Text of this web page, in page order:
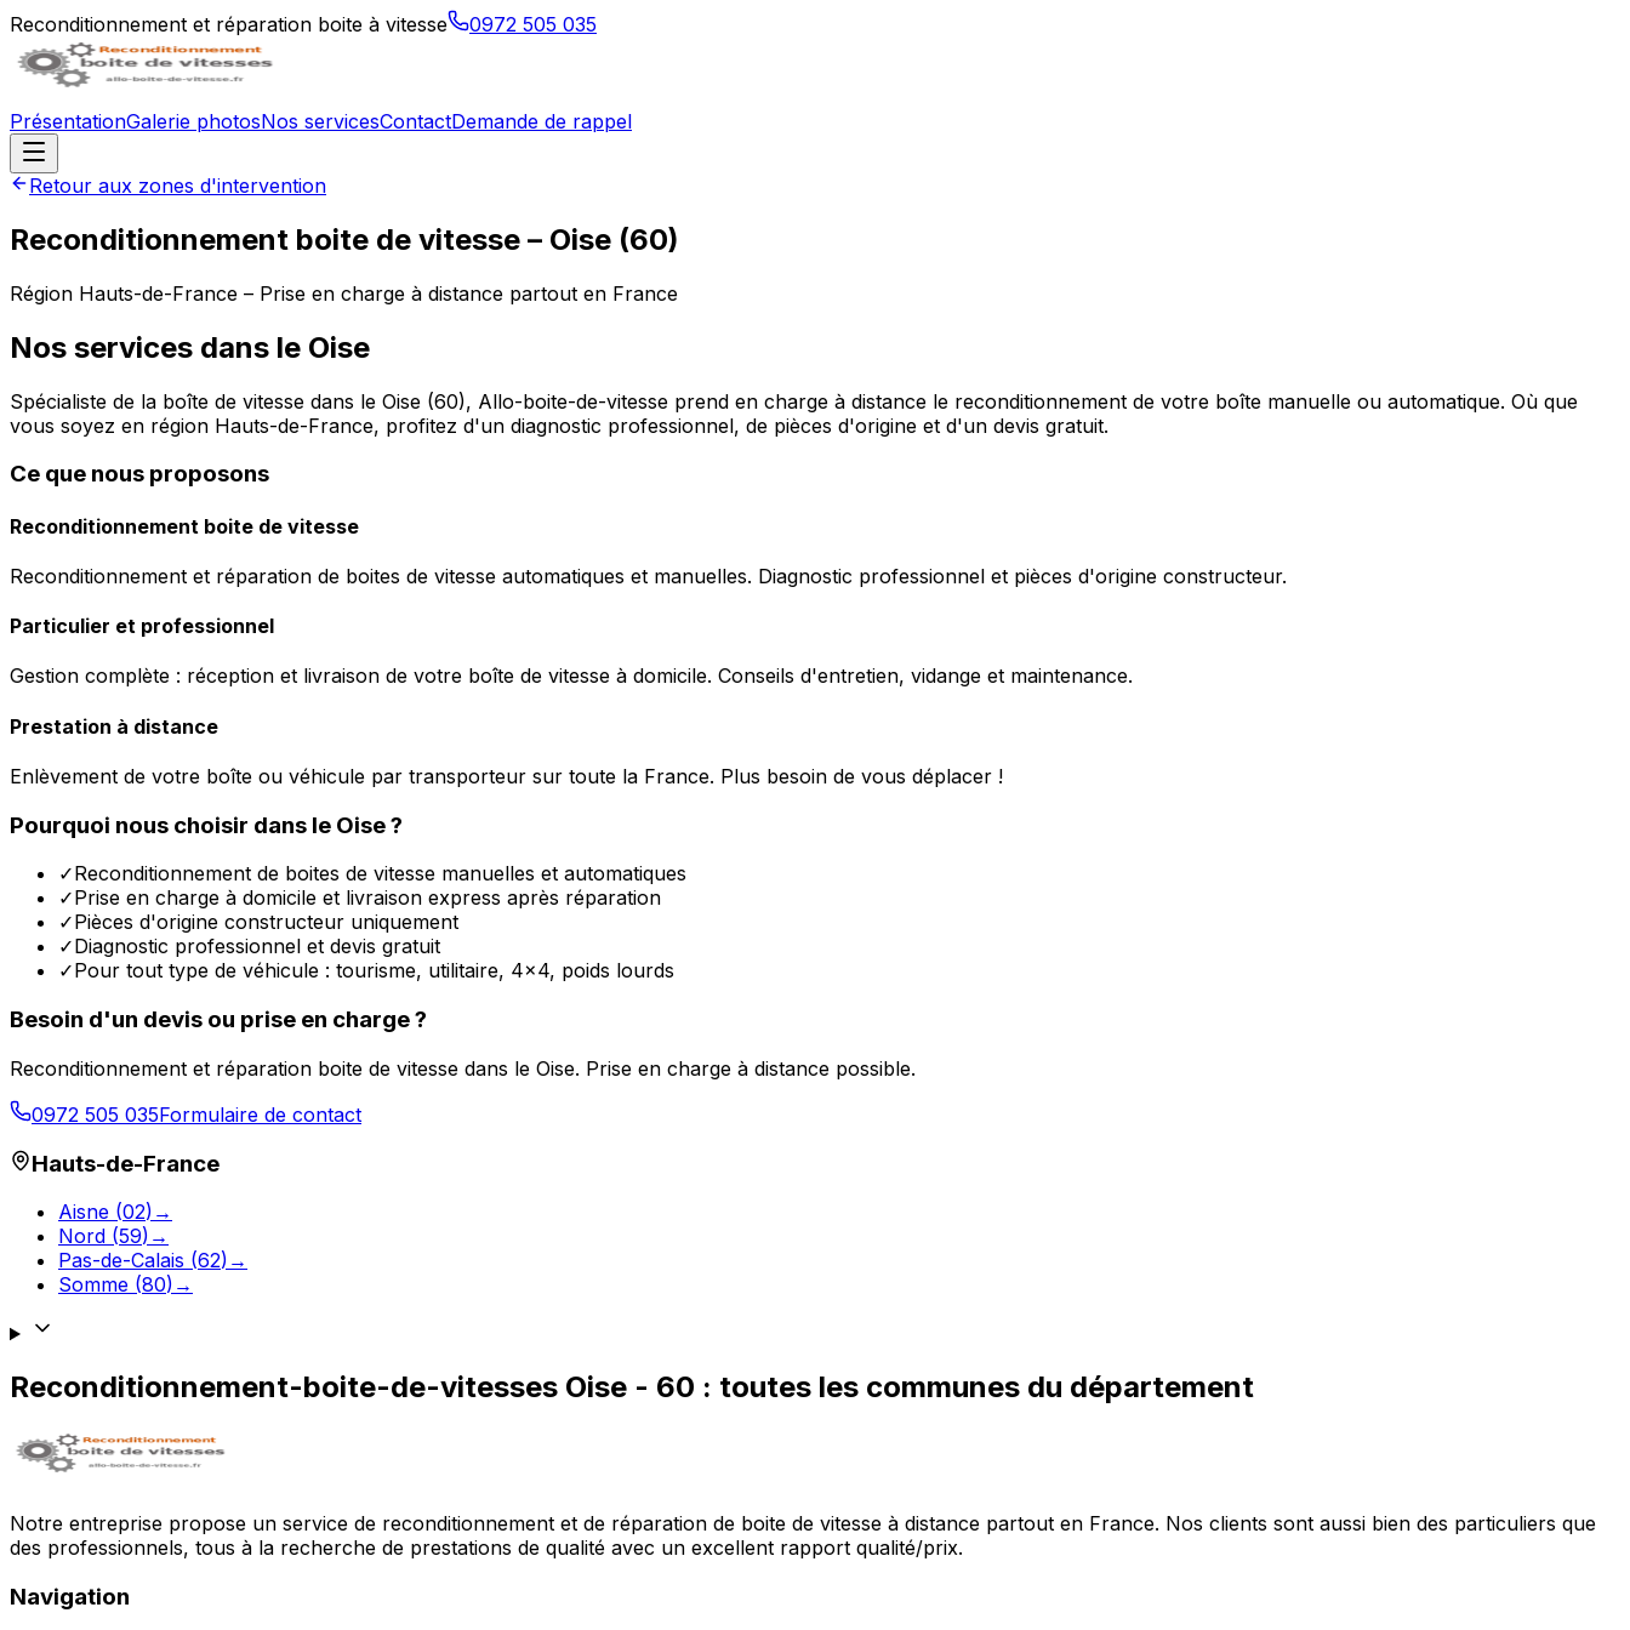
Reconditionnement et réparation boite à vitesse 0972 505 035
PrésentationGalerie photosNos servicesContactDemande de rappel
Retour aux zones d'intervention
Reconditionnement boite de vitesse – Oise (60)
Région Hauts-de-France – Prise en charge à distance partout en France
Nos services dans le Oise
Spécialiste de la boîte de vitesse dans le Oise (60), Allo-boite-de-vitesse prend en charge à distance le reconditionnement de votre boîte manuelle ou automatique. Où que
vous soyez en région Hauts-de-France, profitez d'un diagnostic professionnel, de pièces d'origine et d'un devis gratuit.
Ce que nous proposons
Reconditionnement boite de vitesse
Reconditionnement et réparation de boites de vitesse automatiques et manuelles. Diagnostic professionnel et pièces d'origine constructeur.
Particulier et professionnel
Gestion complète : réception et livraison de votre boîte de vitesse à domicile. Conseils d'entretien, vidange et maintenance.
Prestation à distance
Enlèvement de votre boîte ou véhicule par transporteur sur toute la France. Plus besoin de vous déplacer !
Pourquoi nous choisir dans le Oise?
✓Reconditionnement de boites de vitesse manuelles et automatiques
✓Prise en charge à domicile et livraison express après réparation
✓Pièces d'origine constructeur uniquement
✓Diagnostic professionnel et devis gratuit
✓Pour tout type de véhicule : tourisme, utilitaire, 4x4, poids lourds
Besoin d'un devis ou prise en charge ?
Reconditionnement et réparation boite de vitesse dans le Oise. Prise en charge à distance possible.
0972 505 035Formulaire de contact
Hauts-de-France
Aisne (02) →
Nord (59) →
Pas-de-Calais (62) →
Somme (80) →
Reconditionnement-boite-de-vitesses Oise - 60 : toutes les communes du département
Notre entreprise propose un service de reconditionnement et de réparation de boite de vitesse à distance partout en France. Nos clients sont aussi bien des particuliers que
des professionnels, tous à la recherche de prestations de qualité avec un excellent rapport qualité/prix.
Navigation